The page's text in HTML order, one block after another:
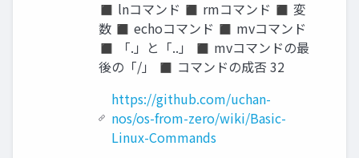
◼ lnコマンド ◼ rmコマンド ◼ 変
数 ◼ echoコマンド ◼ mvコマンド
◼ 「.」と「..」 ◼ mvコマンドの最
後の「/」 ◼ コマンドの成否 32
https://github.com/uchan-
nos/os-from-zero/wiki/Basic-
Linux-Commands